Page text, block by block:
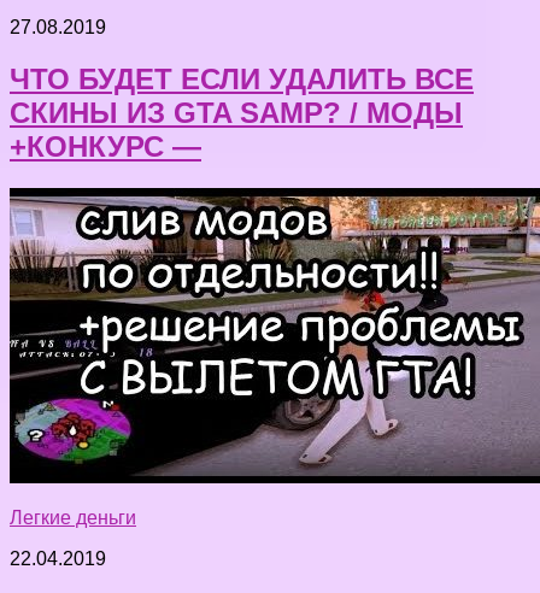
27.08.2019
ЧТО БУДЕТ ЕСЛИ УДАЛИТЬ ВСЕ
СКИНЫ ИЗ GTA SAMP? / МОДЫ
+КОНКУРС —
Легкие деньги
22.04.2019